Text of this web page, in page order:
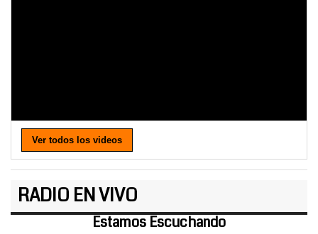
Ver todos los videos
RADIO EN VIVO
Estamos Escuchando